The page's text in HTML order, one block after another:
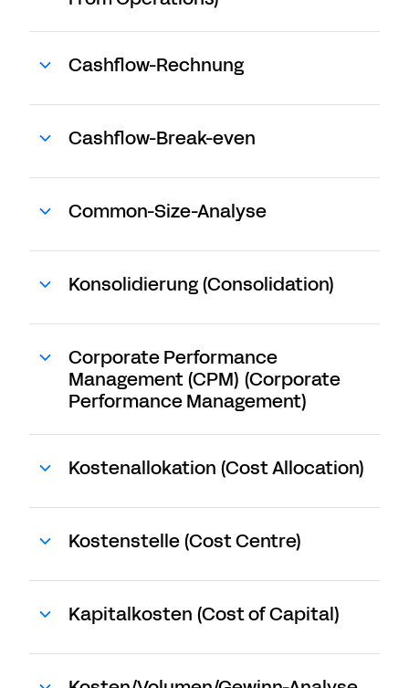
Cashflow-Rechnung
Cashflow-Break-even
Common-Size-Analyse
Konsolidierung (Consolidation)
Corporate Performance
Management (CPM) (Corporate
Performance Management)
Kostenallokation (Cost Allocation)
Kostenstelle (Cost Centre)
Kapitalkosten (Cost of Capital)